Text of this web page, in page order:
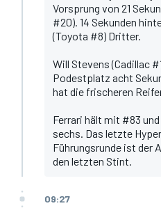
Vorsprung von 21
#20). 14 Sekunden
(Toyota #8) Dritter.
Will Stevens (Cadillac
Podestplatz acht
hat die frischeren
Ferrari hält mit #83
sechs. Das letzte
Führungsrunde ist der
den letzten Stint.
09:27